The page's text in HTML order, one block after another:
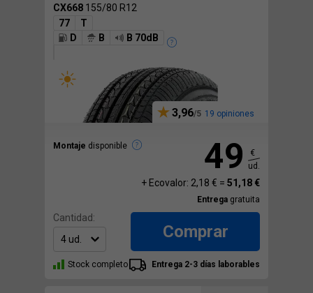
CX668 155/80 R12
77
T
D
B B 70dB
3,96 19 opiniones
Montaje disponible 49
€
ud.
+ Ecovalor: 2,18 € = 51,18 €
Entrega gratuita
Cantidad:
Comprar
Stock completo Entrega 2-3 días laborables